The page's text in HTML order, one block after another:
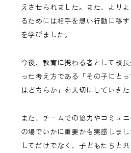
えさせられました。また、より
るためには相手を想い行動に移
を学びました。
今後、教育に携わる者として校
った考え方である「その子にと
はどちらか」を大切にしていきた
また、チームでの協力やコミュ
の場でいかに重要かも実感しま
してだけでなく、子どもたちと